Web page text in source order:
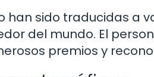
han sido traducidas a
del mundo. El
premios y